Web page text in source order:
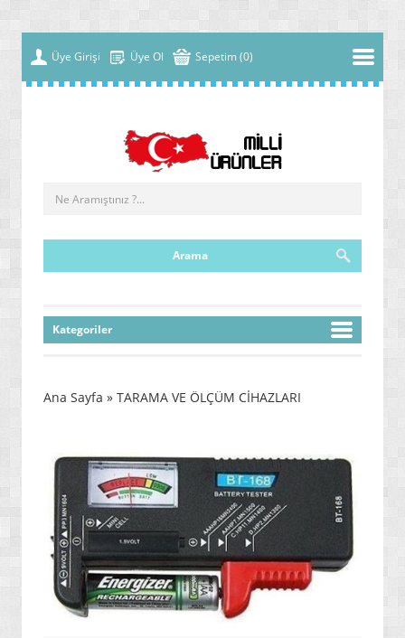
Üye Girişi Üye Ol Sepetim (0)
Kategoriler
» ÇOK FONKSİYONLU MAKİNELER
» YAZILIMLAR
» PC OYUNLARI
» VCD FİLMLERİ
» SAĞLIK / TIP / BİTKİSEL ÜRÜNLER
» GIDA / YİYECEK / İÇECEK ÜRÜNLERİ
» TARIM MAKİNELERİ / ÜRÜNLERİ
Ana Sayfa » TARAMA VE ÖLÇÜM CİHAZLARI